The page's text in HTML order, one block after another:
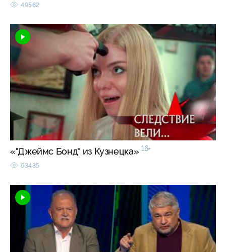
49562
«"Джеймс Бонд" из Кузнецка» 16+
63435